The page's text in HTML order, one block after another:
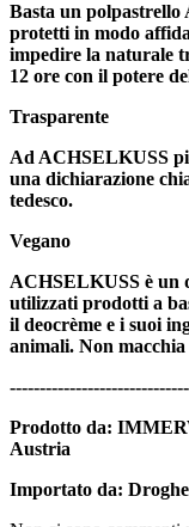
Basta un polpastrello
protetti in modo
impedire la naturale
12 ore con il potere
Trasparente
Ad ACHSELKUSS
una dichiarazione
tedesco.
Vegano
ACHSELKUSS è un
utilizzati prodotti a
il deocrème e i suoi
animali. Non macchia
Prodotto da:
Austria
Importato da: